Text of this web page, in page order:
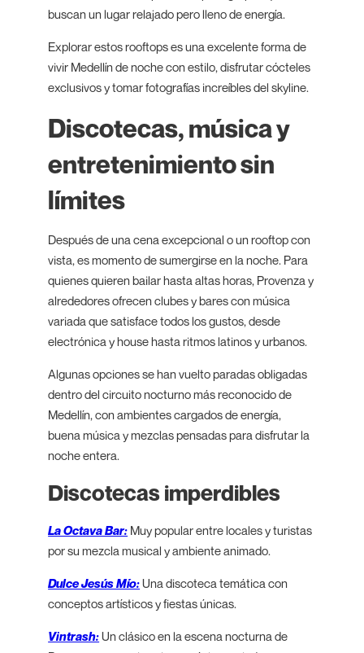
buscan un lugar relajado pero lleno de energía.
Explorar estos rooftops es una excelente forma de
vivir Medellín de noche con estilo, disfrutar cócteles
exclusivos y tomar fotografías increíbles del skyline.
Discotecas, música y
entretenimiento sin
límites
Después de una cena excepcional o un rooftop con
vista, es momento de sumergirse en la noche. Para
quienes quieren bailar hasta altas horas, Provenza y
alrededores ofrecen clubes y bares con música
variada que satisface todos los gustos, desde
electrónica y house hasta ritmos latinos y urbanos.
Algunas opciones se han vuelto paradas obligadas
dentro del circuito nocturno más reconocido de
Medellín, con ambientes cargados de energía,
buena música y mezclas pensadas para disfrutar la
noche entera.
Discotecas imperdibles
La Octava Bar: Muy popular entre locales y turistas
por su mezcla musical y ambiente animado.
Dulce Jesús Mío:Una discoteca temática con
conceptos artísticos y fiestas únicas.
Vintrash:Un clásico en la escena nocturna de